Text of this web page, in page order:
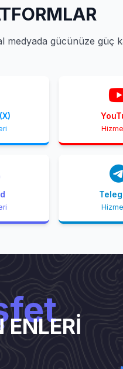
medyada gücünüze güç
ENLERİ